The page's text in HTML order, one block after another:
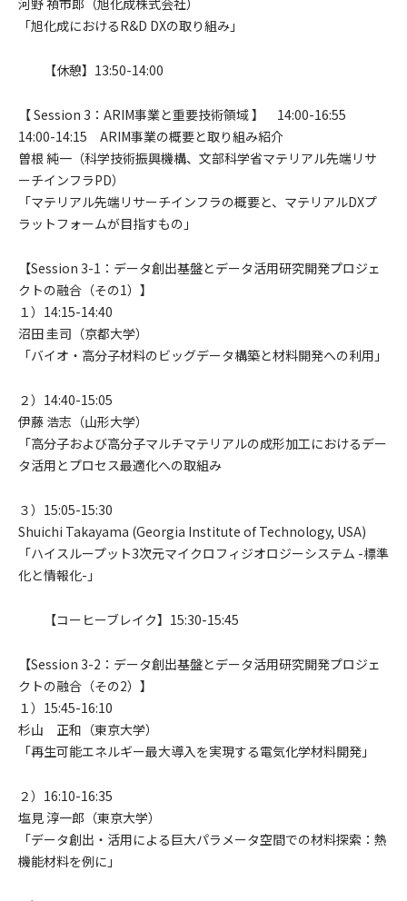
河野 禎市郎（旭化成株式会社）
「旭化成におけるR&D DXの取り組み」
【休憩】13:50-14:00
【 Session 3：ARIM事業と重要技術領域 】 14:00-16:55
14:00-14:15 ARIM事業の概要と取り組み紹介
曽根 純一（科学技術振興機構、文部科学省マテリアル先端リサ
ーチインフラPD）
「マテリアル先端リサーチインフラの概要と、マテリアルDXプ
ラットフォームが目指すもの」
【Session 3-1：データ創出基盤とデータ活用研究開発プロジェ
クトの融合（その1）】
１）14:15-14:40
沼田 圭司（京都大学）
「バイオ・高分子材料のビッグデータ構築と材料開発への利用」
２）14:40-15:05
伊藤 浩志（山形大学）
「高分子および高分子マルチマテリアルの成形加工におけるデー
タ活用とプロセス最適化への取組み
３）15:05-15:30
Shuichi Takayama (Georgia Institute of Technology, USA)
「ハイスループット3次元マイクロフィジオロジーシステム -標準
化と情報化-」
【コーヒーブレイク】15:30-15:45
【Session 3-2：データ創出基盤とデータ活用研究開発プロジェ
クトの融合（その2）】
１）15:45-16:10
杉山 正和（東京大学）
「再生可能エネルギー最大導入を実現する電気化学材料開発」
２）16:10-16:35
塩見 淳一郎（東京大学）
「データ創出・活用による巨大パラメータ空間での材料探索：熱
機能材料を例に」